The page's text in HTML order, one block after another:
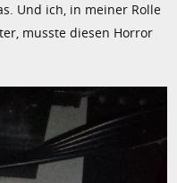
Und ich, in meiner Rolle
musste diesen Horror